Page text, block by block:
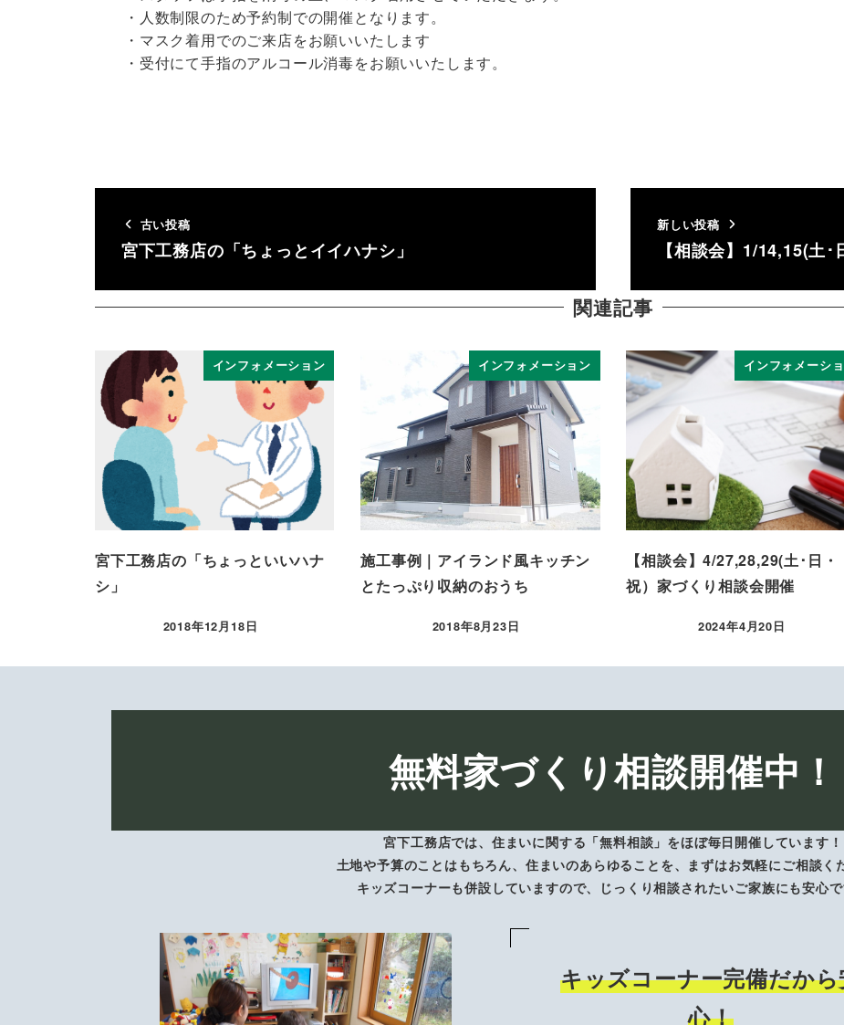
・人数制限のため予約制での開催となります。
・マスク着用でのご来店をお願いいたします
・受付にて手指のアルコール消毒をお願いいたします。
古い投稿
宮下工務店の「ちょっとイイハナシ」
新しい投稿
【相談会】1/14,15(土
関連記事
インフォメーション
宮下工務店の「ちょっといいハナ
シ」
投稿日
2018年12月18日
インフォメーション
施工事例｜アイランド風キッチン
とたっぷり収納のおうち
投稿日
2018年8月23日
インフォメーシ
【相談会】4/27,28,29(土･日・
祝）家づくり相談会開催
投稿日
2024年4月20日
無料家づくり相談開催中！
宮下工務店では、住まいに関する「無料相談」をほぼ毎日開催しています！
土地や予算のことはもちろん、住まいのあらゆることを、まずはお気軽にご相談く
キッズコーナーも併設していますので、じっくり相談されたいご家族にも安心で
キッズコーナー完備だか
心！